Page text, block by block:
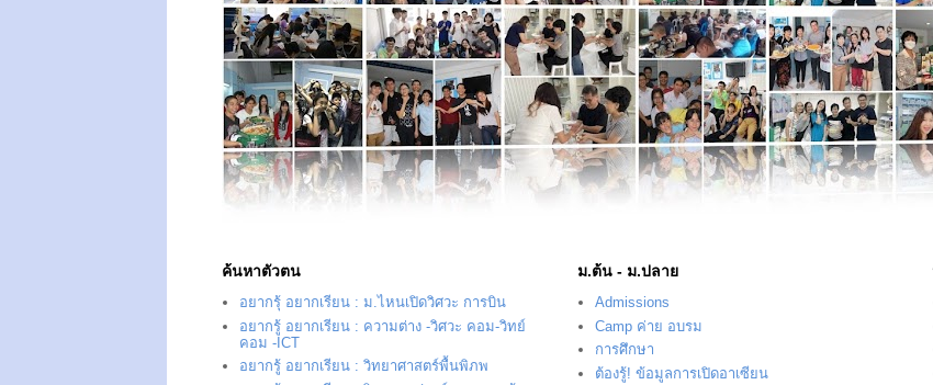
ค้นหาตัวตน
อยากรุ้ อยากเรียน : ม.ไหนเปิดวิศวะ การบิน
อยากรู้ อยากเรียน : ความต่าง -วิศวะ คอม-วิทย์
คอม -ICT
อยากรู้ อยากเรียน : วิทยาศาสตร์พื้นพิภพ
ม.ต้น - ม.ปลาย
Admissions
Camp ค่าย อบรม
การศึกษา
ต้องรู้! ข้อมูลการเปิดอาเซียน